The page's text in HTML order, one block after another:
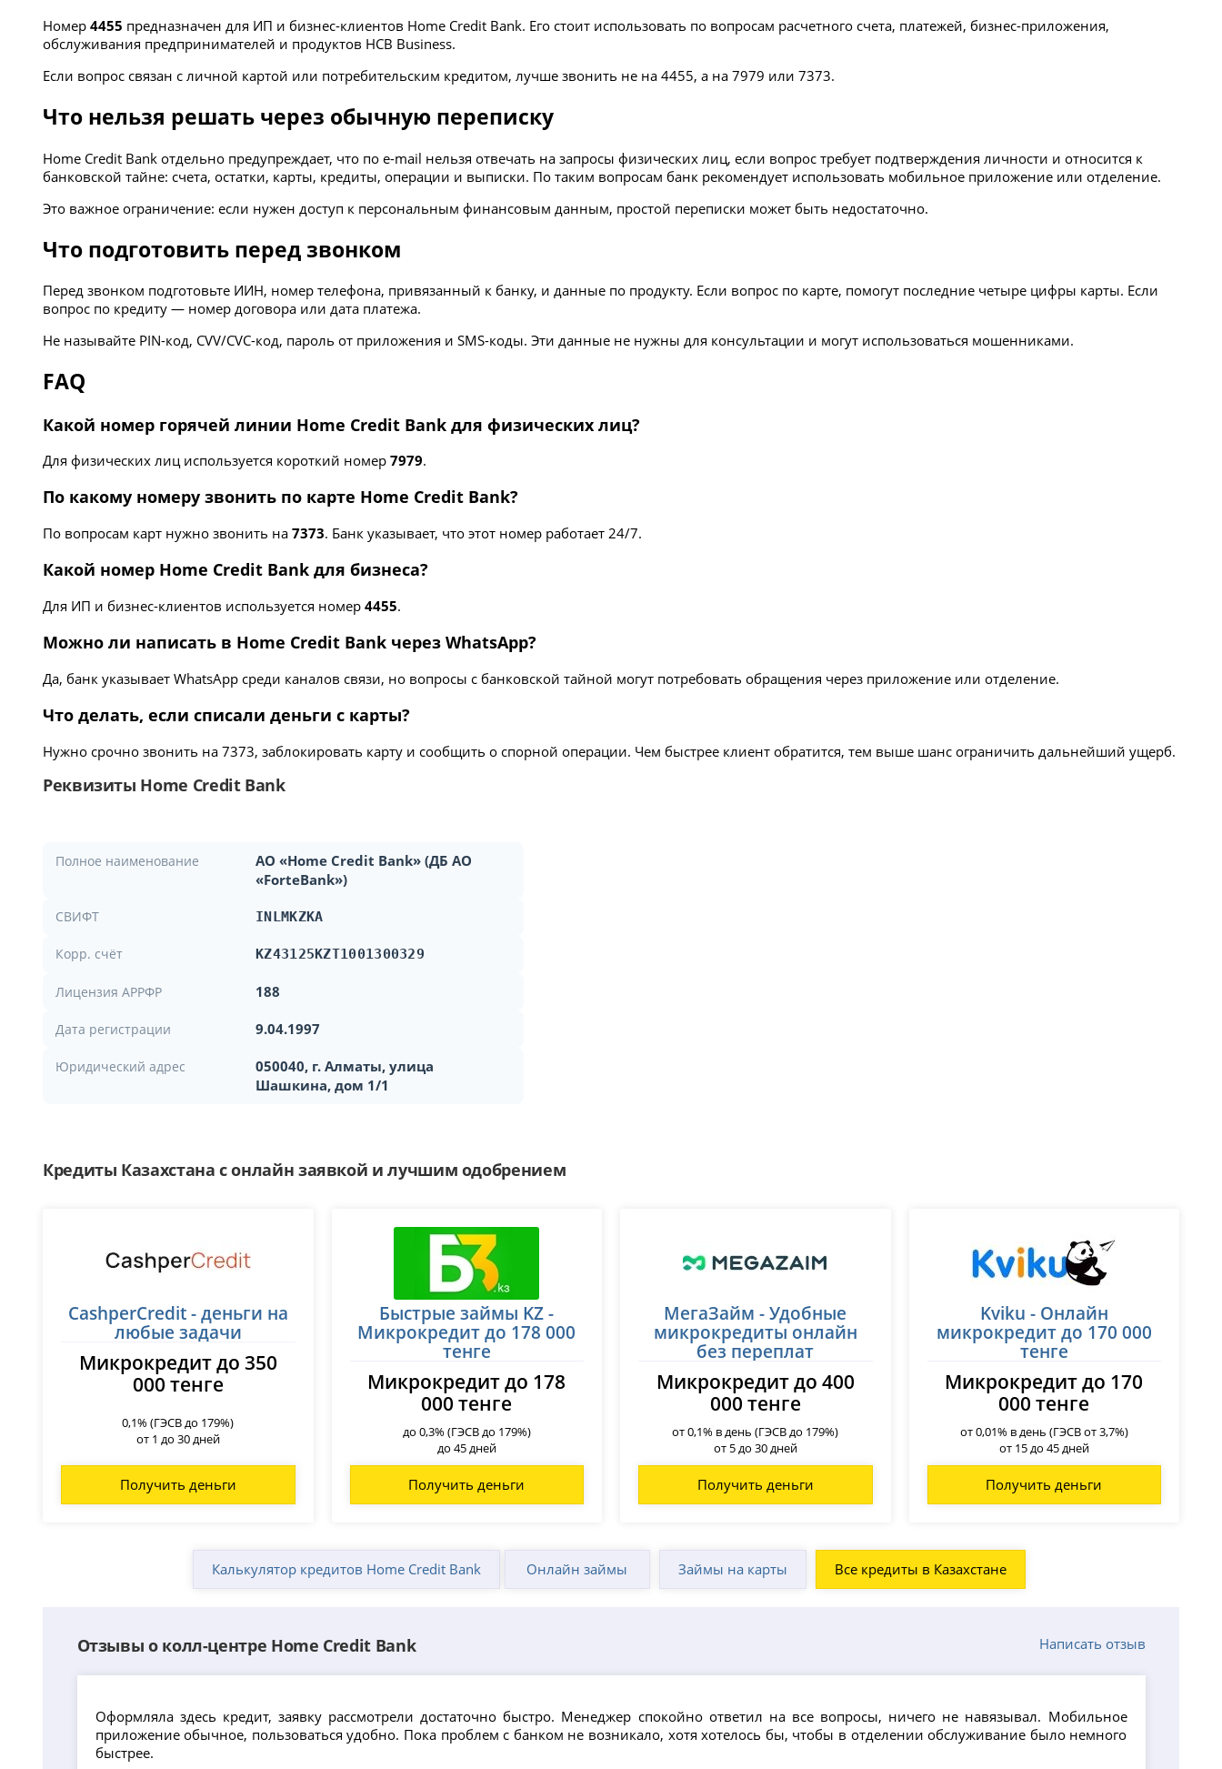
Номер 4455 предназначен для ИП и бизнес-клиентов Home Credit Bank. Его стоит использовать по вопросам расчетного счета, платежей, бизнес-приложения,
обслуживания предпринимателей и продуктов HCB Business.
Если вопрос связан с личной картой или потребительским кредитом, лучше звонить не на 4455, а на 7979 или 7373.
Что нельзя решать через обычную переписку
Home Credit Bank отдельно предупреждает, что по e-mail нельзя отвечать на запросы физических лиц, если вопрос требует подтверждения личности и относится к
банковской тайне: счета, остатки, карты, кредиты, операции и выписки. По таким вопросам банк рекомендует использовать мобильное приложение или отделение.
Это важное ограничение: если нужен доступ к персональным финансовым данным, простой переписки может быть недостаточно.
Что подготовить перед звонком
Перед звонком подготовьте ИИН, номер телефона, привязанный к банку, и данные по продукту. Если вопрос по карте, помогут последние четыре цифры карты. Если
вопрос по кредиту — номер договора или дата платежа.
Не называйте PIN-код, CVV/CVC-код, пароль от приложения и SMS-коды. Эти данные не нужны для консультации и могут использоваться мошенниками.
FAQ
Какой номер горячей линии Home Credit Bank для физических лиц?
Для физических лиц используется короткий номер 7979.
По какому номеру звонить по карте Home Credit Bank?
По вопросам карт нужно звонить на 7373. Банк указывает, что этот номер работает 24/7.
Какой номер Home Credit Bank для бизнеса?
Для ИП и бизнес-клиентов используется номер 4455.
Можно ли написать в Home Credit Bank через WhatsApp?
Да, банк указывает WhatsApp среди каналов связи, но вопросы с банковской тайной могут потребовать обращения через приложение или отделение.
Что делать, если списали деньги с карты?
Нужно срочно звонить на 7373, заблокировать карту и сообщить о спорной операции. Чем быстрее клиент обратится, тем выше шанс ограничить дальнейший ущерб.
Реквизиты Home Credit Bank
Полное наименование
АО «Home Credit Bank» (ДБ АО
«ForteBank»)
СВИФТ INLMKZKA
Корр. счёт KZ43125KZT1001300329
Лицензия АРРФР 188
Дата регистрации 9.04.1997
Юридический адрес
050040, г. Алматы, улица
Шашкина, дом 1/1
Кредиты Казахстана с онлайн заявкой и лучшим одобрением
CashperCredit - деньги на
любые задачи
Микрокредит до 350
000 тенге
0,1% (ГЭСВ до 179%)
от 1 до 30 дней
Получить деньги
Быстрые займы KZ -
Микрокредит до 178 000
тенге
Микрокредит до 178
000 тенге
до 0,3% (ГЭСВ до 179%)
до 45 дней
Получить деньги
МегаЗайм - Удобные
микрокредиты онлайн
без переплат
Микрокредит до 400
000 тенге
от 0,1% в день (ГЭСВ до 179%)
от 5 до 30 дней
Получить деньги
Kviku - Онлайн
микрокредит до 170 000
тенге
Микрокредит до 170
000 тенге
от 0,01% в день (ГЭСВ от 3,7%)
от 15 до 45 дней
Получить деньги
Калькулятор кредитов Home Credit Bank Онлайн займы Займы на карты Все кредиты в Казахстане
Отзывы о колл-центре Home Credit Bank Написать отзыв
Оформляла здесь кредит, заявку рассмотрели достаточно быстро. Менеджер спокойно ответил на все вопросы, ничего не навязывал. Мобильное
приложение обычное, пользоваться удобно. Пока проблем с банком не возникало, хотя хотелось бы, чтобы в отделении обслуживание было немного
быстрее.